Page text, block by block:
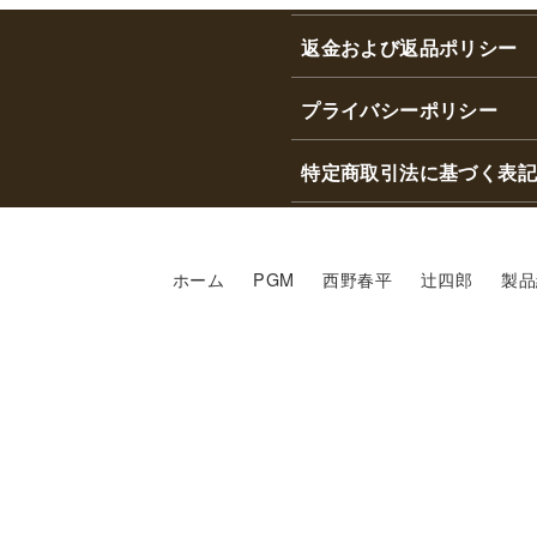
返金および返品ポリシー
プライバシーポリシー
特定商取引法に基づく表記
ホーム PGM 西野春平 辻四郎 製